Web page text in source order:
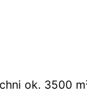
ok. 3500